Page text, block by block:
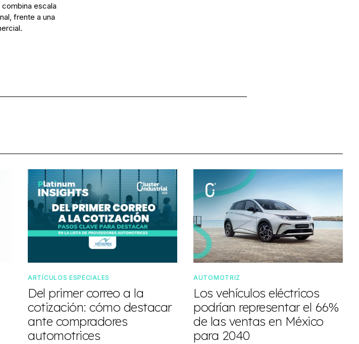
escala
frente a una
ARTÍCULOS ESPECIALES
Del primer correo a la
cotización: cómo destacar
ante compradores
automotrices
AUTOMOTRIZ
Los vehículos eléctricos
podrían representar el 66%
de las ventas en México
para 2040